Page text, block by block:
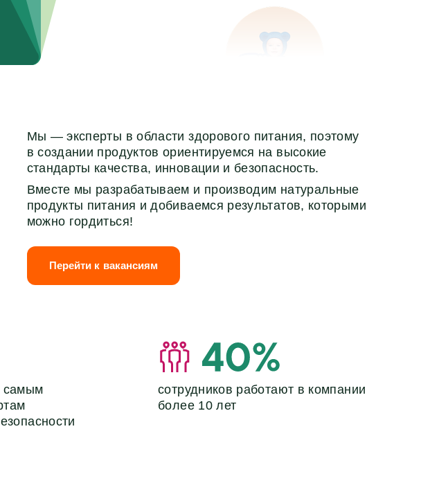
Мы — эксперты в области здорового питания, поэтому
в создании продуктов ориентируемся на высокие
стандарты качества, инновации и безопасность.
Вместе мы разрабатываем и производим натуральные
продукты питания и добиваемся результатов, которыми
можно гордиться!
Перейти к вакансиям
самым
сотрудников работают в компании
более 10 лет